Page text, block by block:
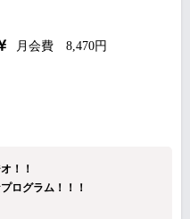
月会費 8,470円
！！
ログラム！！！